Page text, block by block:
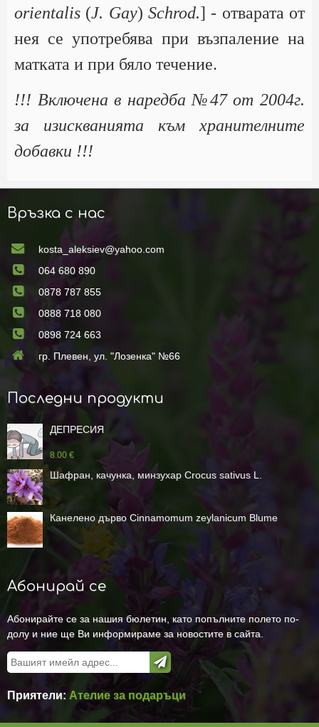
orientalis (J. Gay)Schrod.] - отварата от
нея се употребява при възпаление на
матката и при бяло течение.
!!! Включена в наредба №47 от 2004г.
за изискванията към хранителните
добавки !!!
Връзка с нас
kosta_aleksiev@yahoo.com
064 680 890
0878 787 855
0888 718 080
0898 724 663
гр. Плевен, ул. "Лозенка" №66
Последни продукти
ДЕПРЕСИЯ
8.00 €
Шафран, качунка, минзухар Crocus sativus L.
Канелено дърво Cinnamomum zeylanicum Blume
Абонирай се
Абонирайте се за нашия бюлетин, като попълните полето по-
долу и ние ще Ви информираме за новостите в сайта.
Приятели: Ателие за подаръци